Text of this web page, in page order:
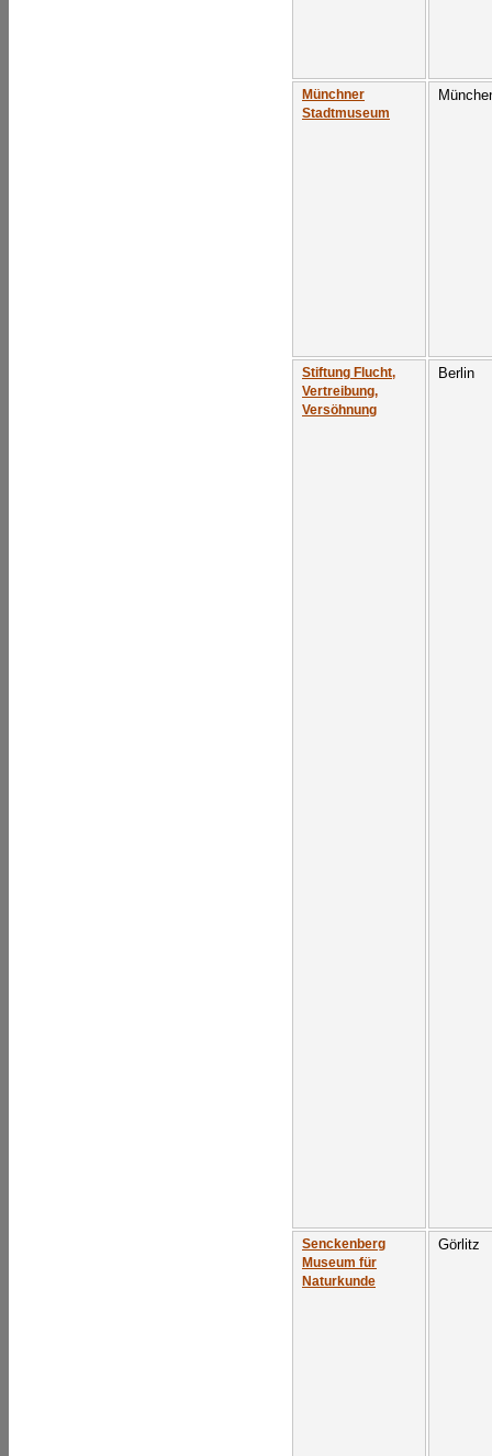
Münchner
Stadtmuseum
Stiftung Flucht,
Vertreibung,
Versöhnung
Berlin
Senckenberg
Museum für
Naturkunde
Görlitz